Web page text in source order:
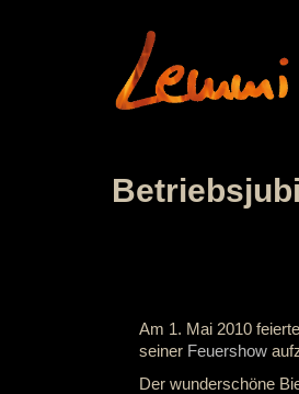
Am 1. Mai 2010 feierte
seiner Feuershow
Der wunderschöne